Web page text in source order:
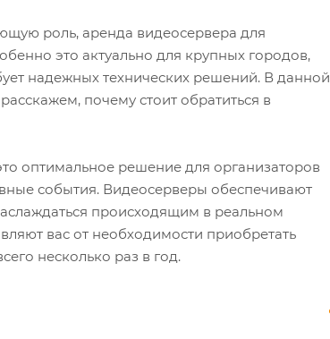
роль, аренда видеосервера для
это актуально для крупных городов,
надежных технических решений. В данной
почему стоит обратиться в
оптимальное решение для организаторов
события. Видеосерверы обеспечивают
происходящим в реальном
вас от необходимости приобретать
несколько раз в год.